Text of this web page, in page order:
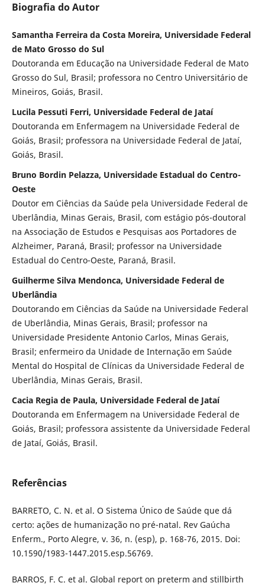
Biografia do Autor
Samantha Ferreira da Costa Moreira, Universidade Federal
de Mato Grosso do Sul
Doutoranda em Educação na Universidade Federal de Mato
Grosso do Sul, Brasil; professora no Centro Universitário de
Mineiros, Goiás, Brasil.
Lucila Pessuti Ferri, Universidade Federal de Jataí
Doutoranda em Enfermagem na Universidade Federal de
Goiás, Brasil; professora na Universidade Federal de Jataí,
Goiás, Brasil.
Bruno Bordin Pelazza, Universidade Estadual do Centro-
Oeste
Doutor em Ciências da Saúde pela Universidade Federal de
Uberlândia, Minas Gerais, Brasil, com estágio pós-doutoral
na Associação de Estudos e Pesquisas aos Portadores de
Alzheimer, Paraná, Brasil; professor na Universidade
Estadual do Centro-Oeste, Paraná, Brasil.
Guilherme Silva Mendonca, Universidade Federal de
Uberlândia
Doutorando em Ciências da Saúde na Universidade Federal
de Uberlândia, Minas Gerais, Brasil; professor na
Universidade Presidente Antonio Carlos, Minas Gerais,
Brasil; enfermeiro da Unidade de Internação em Saúde
Mental do Hospital de Clínicas da Universidade Federal de
Uberlândia, Minas Gerais, Brasil.
Cacia Regia de Paula, Universidade Federal de Jataí
Doutoranda em Enfermagem na Universidade Federal de
Goiás, Brasil; professora assistente da Universidade Federal
de Jataí, Goiás, Brasil.
Referências
BARRETO, C. N. et al. O Sistema Único de Saúde que dá
certo: ações de humanização no pré-natal. Rev Gaúcha
Enferm., Porto Alegre, v. 36, n. (esp), p. 168-76, 2015. Doi:
10.1590/1983-1447.2015.esp.56769.
BARROS, F. C. et al. Global report on preterm and stillbirth